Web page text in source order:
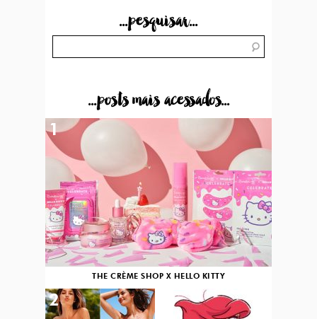
...pesquisar...
...posts mais acessados...
THE CRÈME SHOP X HELLO KITTY
1
2 3